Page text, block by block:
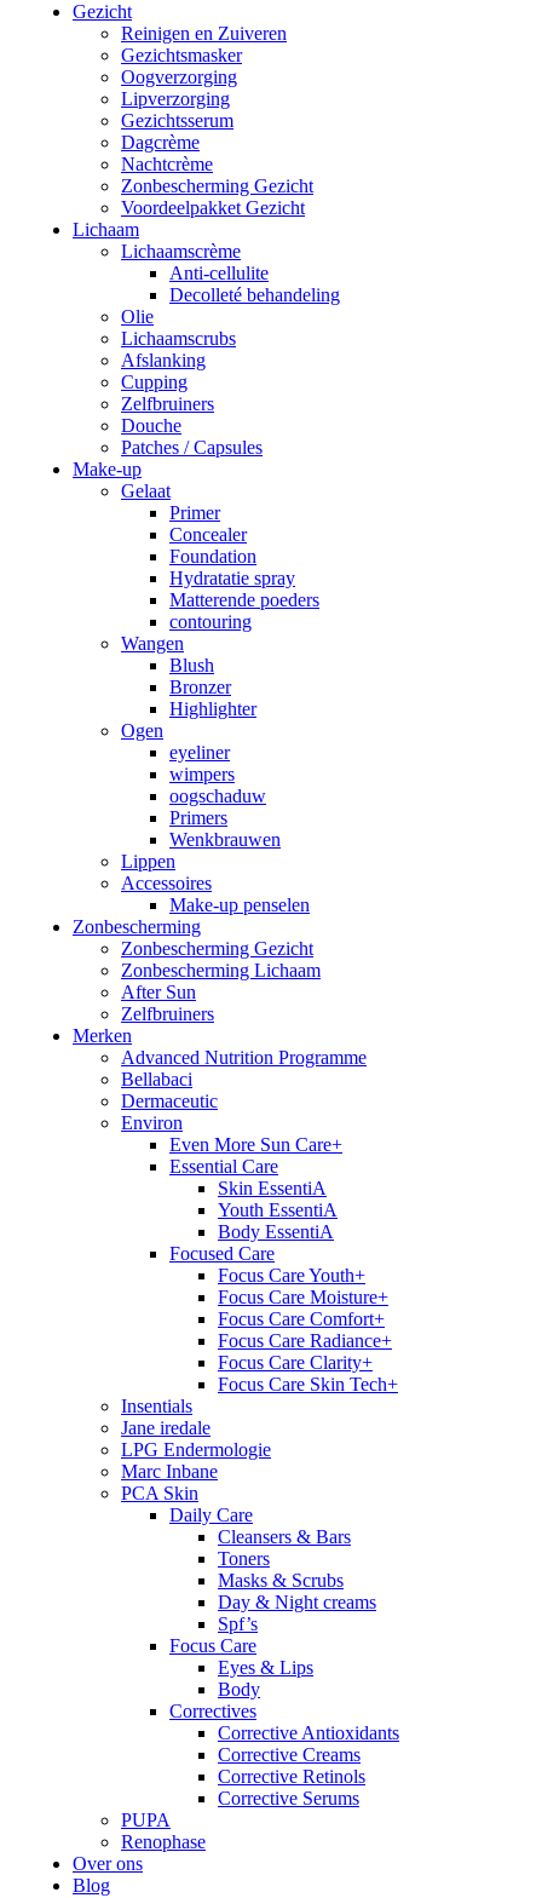
Gezicht
Reinigen en Zuiveren
Gezichtsmasker
Oogverzorging
Lipverzorging
Gezichtsserum
Dagcrème
Nachtcrème
Zonbescherming Gezicht
Voordeelpakket Gezicht
Lichaam
Lichaamscrème
Anti-cellulite
Decolleté behandeling
Olie
Lichaamscrubs
Afslanking
Cupping
Zelfbruiners
Douche
Patches / Capsules
Make-up
Gelaat
Primer
Concealer
Foundation
Hydratatie spray
Matterende poeders
contouring
Wangen
Blush
Bronzer
Highlighter
Ogen
eyeliner
wimpers
oogschaduw
Primers
Wenkbrauwen
Lippen
Accessoires
Make-up penselen
Zonbescherming
Zonbescherming Gezicht
Zonbescherming Lichaam
After Sun
Zelfbruiners
Merken
Advanced Nutrition Programme
Bellabaci
Dermaceutic
Environ
Even More Sun Care+
Essential Care
Skin EssentiA
Youth EssentiA
Body EssentiA
Focused Care
Focus Care Youth+
Focus Care Moisture+
Focus Care Comfort+
Focus Care Radiance+
Focus Care Clarity+
Focus Care Skin Tech+
Insentials
Jane iredale
LPG Endermologie
Marc Inbane
PCA Skin
Daily Care
Cleansers & Bars
Toners
Masks & Scrubs
Day & Night creams
Spf’s
Focus Care
Eyes & Lips
Body
Correctives
Corrective Antioxidants
Corrective Creams
Corrective Retinols
Corrective Serums
PUPA
Renophase
Over ons
Blog